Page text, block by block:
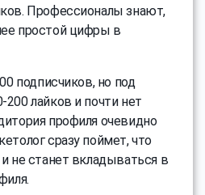
Профессионалы знают,
простой цифры в
подписчиков, но под
лайков и почти нет
профиля очевидно
сразу поймет, что
не станет вкладываться в